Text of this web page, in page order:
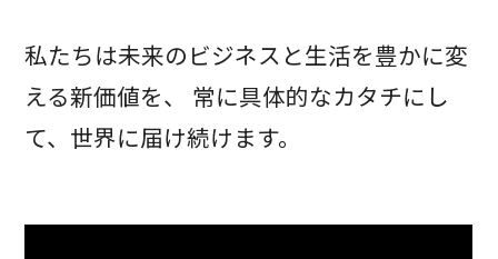
私たちは未来のビジネスと生活を豊かに変
える新価値を、
常に具体的なカタチにし
て、世界に届け続けます。